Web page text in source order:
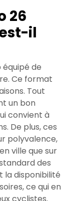
26
il
équipé de
Ce format
Tout
un bon
convient à
De plus, ces
polyvalence,
ville que sur
des
la disponibilité
ce qui en